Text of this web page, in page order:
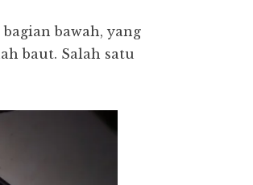
bawah, yang
baut. Salah satu